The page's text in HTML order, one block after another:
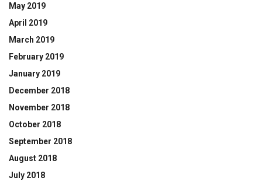
May 2019
April 2019
March 2019
February 2019
January 2019
December 2018
November 2018
October 2018
September 2018
August 2018
July 2018